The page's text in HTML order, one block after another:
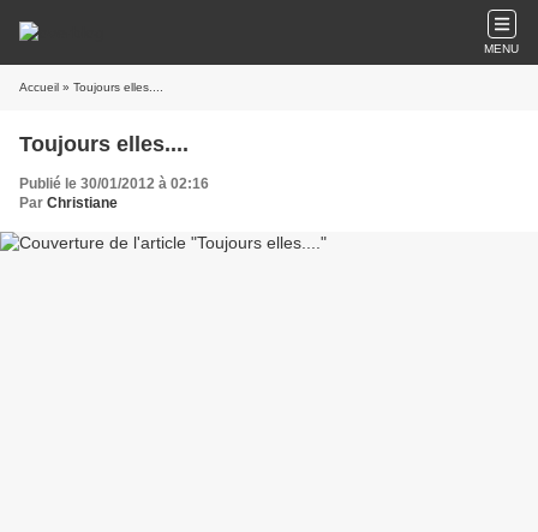
MENU
Accueil » Toujours elles....
Toujours elles....
Publié le 30/01/2012 à 02:16
Par Christiane